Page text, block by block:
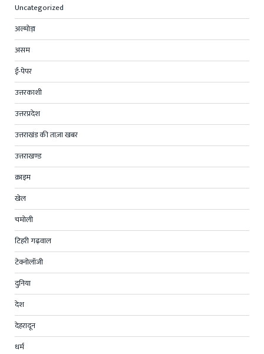
Uncategorized
अल्मोड़ा
असम
ई-पेपर
उत्तरकाशी
उत्तरप्रदेश
उत्तराखंड की ताज़ा खबर
उत्तराखण्ड
क्राइम
खेल
चमोली
टिहरी गढ़वाल
टेक्नोलॉजी
दुनिया
देश
देहरादून
धर्म